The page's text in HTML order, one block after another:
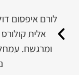
לורם איפסום
אלית
ומרגשח.